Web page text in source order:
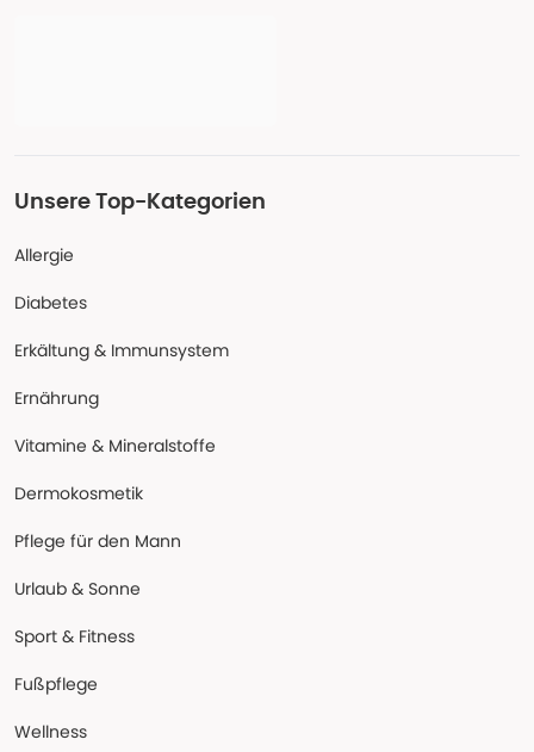
Unsere Top-Kategorien
Allergie
Diabetes
Erkältung & Immunsystem
Ernährung
Vitamine & Mineralstoffe
Dermokosmetik
Pflege für den Mann
Urlaub & Sonne
Sport & Fitness
Fußpflege
Wellness